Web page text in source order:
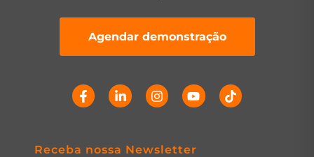
Agendar demonstração
Receba nossa Newsletter